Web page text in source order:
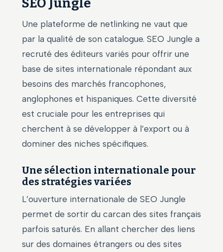
Une plateforme de netlinking ne vaut que
par la qualité de son catalogue. SEO Jungle a
recruté des éditeurs variés pour offrir une
base de sites internationale répondant aux
besoins des marchés francophones,
anglophones et hispaniques. Cette diversité
est cruciale pour les entreprises qui
cherchent à se développer à l’export ou à
dominer des niches spécifiques.
Une sélection internationale pour
des stratégies variées
L’ouverture internationale de SEO Jungle
permet de sortir du carcan des sites français
parfois saturés. En allant chercher des liens
sur des domaines étrangers ou des sites